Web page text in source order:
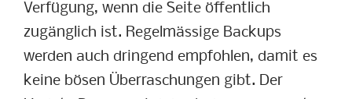
Verfügung, wenn die Seite öffentlich
zugänglich ist. Regelmässige Backups
werden auch dringend empfohlen, damit es
keine bösen Überraschungen gibt. Der